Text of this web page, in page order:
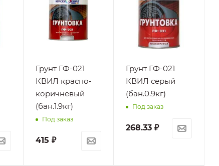
Грунт ГФ-021
КВИЛ красно-
коричневый
(бан.1.9кг)
Под заказ
415 ₽
Грунт ГФ-021
КВИЛ серый
(бан.0.9кг)
Под заказ
268.33 ₽